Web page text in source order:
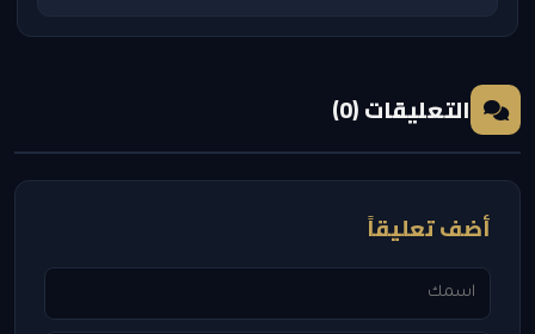
التعليقات (0)
أضف تعليقاً